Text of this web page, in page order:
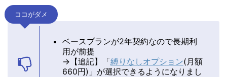
ココがダメ
ベースプランが2年契約なので長期利
用が前提
→【追記】「縛りなしオプション(月額
660円)」が選択できるようになりまし